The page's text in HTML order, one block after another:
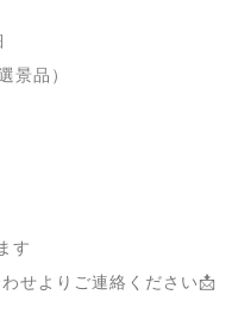
品）
す
せよりご連絡ください📩